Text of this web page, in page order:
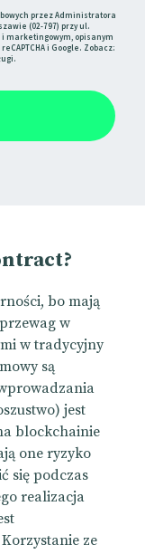
przez Administratora
(02-797) przy ul.
marketingowym, opisanym
i Google. Zobacz:
bo mają
w
w tradycyjny
są
jest
blockchainie
one ryzyko
się podczas
realizacja
ze